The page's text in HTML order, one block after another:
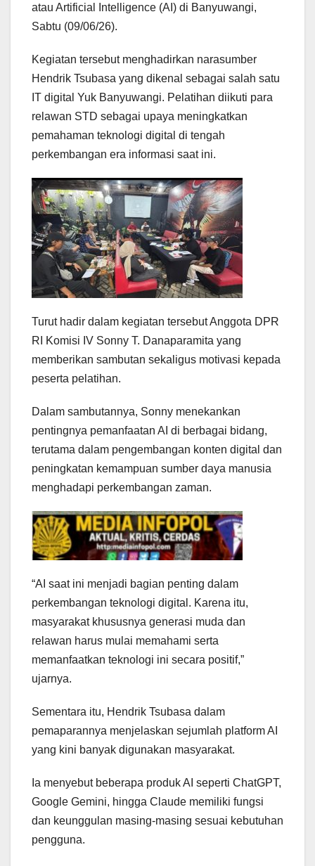
atau Artificial Intelligence (AI) di Banyuwangi,
Sabtu (09/06/26).
Kegiatan tersebut menghadirkan narasumber
Hendrik Tsubasa yang dikenal sebagai salah satu
IT digital Yuk Banyuwangi. Pelatihan diikuti para
relawan STD sebagai upaya meningkatkan
pemahaman teknologi digital di tengah
perkembangan era informasi saat ini.
Turut hadir dalam kegiatan tersebut Anggota DPR
RI Komisi IV Sonny T. Danaparamita yang
memberikan sambutan sekaligus motivasi kepada
peserta pelatihan.
Dalam sambutannya, Sonny menekankan
pentingnya pemanfaatan AI di berbagai bidang,
terutama dalam pengembangan konten digital dan
peningkatan kemampuan sumber daya manusia
menghadapi perkembangan zaman.
“AI saat ini menjadi bagian penting dalam
perkembangan teknologi digital. Karena itu,
masyarakat khususnya generasi muda dan
relawan harus mulai memahami serta
memanfaatkan teknologi ini secara positif,”
ujarnya.
Sementara itu, Hendrik Tsubasa dalam
pemaparannya menjelaskan sejumlah platform AI
yang kini banyak digunakan masyarakat.
Ia menyebut beberapa produk AI seperti ChatGPT,
Google Gemini, hingga Claude memiliki fungsi
dan keunggulan masing-masing sesuai kebutuhan
pengguna.